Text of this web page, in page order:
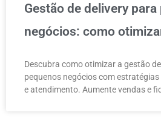
Gestão de delivery para
negócios: como
Descubra como otimizar a gestão
pequenos negócios com
e atendimento. Aumente vendas e